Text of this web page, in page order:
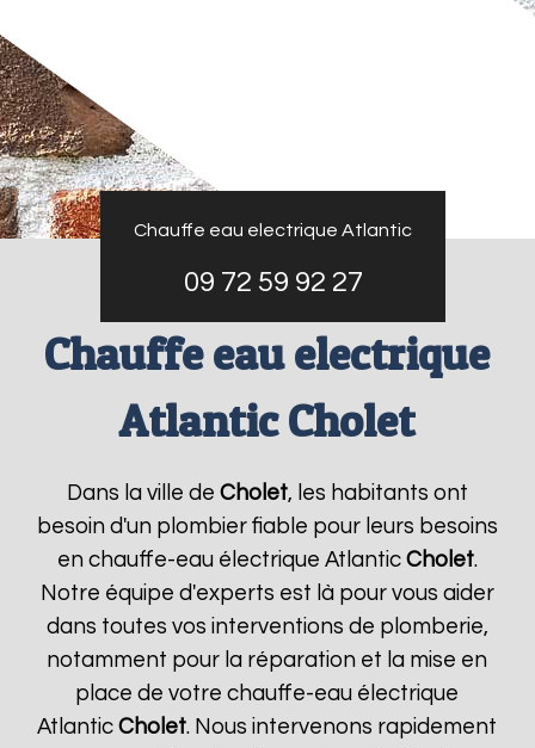
Chauffe eau electrique Atlantic
09 72 59 92 27
Chauffe eau electrique
Atlantic Cholet
Dans la ville de Cholet, les habitants ont
besoin d'un plombier fiable pour leurs besoins
en chauffe-eau électrique Atlantic Cholet.
Notre équipe d'experts est là pour vous aider
dans toutes vos interventions de plomberie,
notamment pour la réparation et la mise en
place de votre chauffe-eau électrique
AtlanticCholet. Nous intervenons rapidement